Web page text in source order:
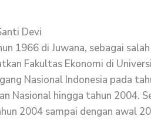
Devi
1966 di Juwana, sebagai
Fakultas Ekonomi di
Nasional Indonesia pada
Nasional hingga tahun 2004.
2004 sampai dengan awal